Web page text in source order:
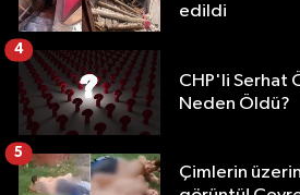
edildi
CHP'li Serhat
Neden Öldü?
4
Çimlerin
5